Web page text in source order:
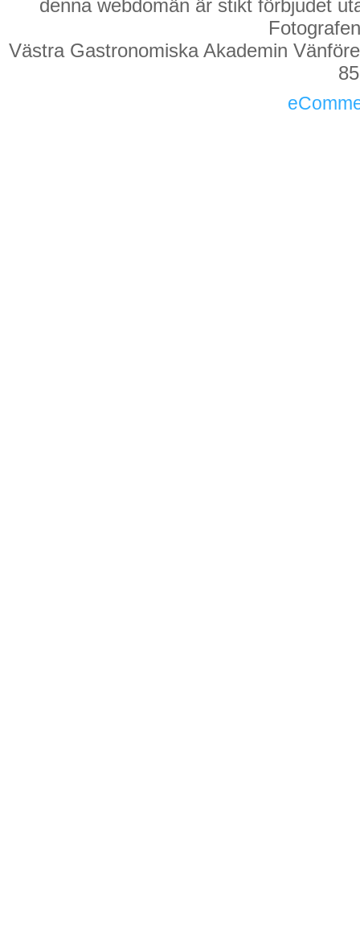
denna webdomän är stikt förbjudet
Västra Gastronomiska Akademin